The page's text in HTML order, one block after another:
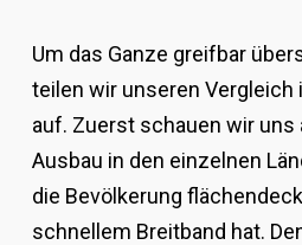
Um das Ganze greifbar
teilen wir unseren Vergleich
auf. Zuerst schauen wir uns
Ausbau in den einzelnen
die Bevölkerung
schnellem Breitband hat.